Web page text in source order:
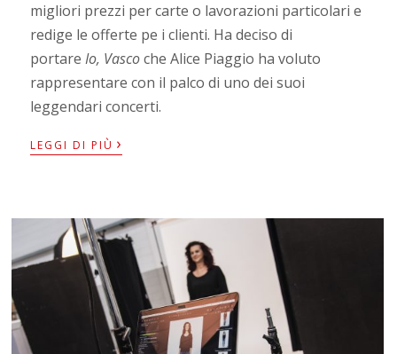
migliori prezzi per carte o lavorazioni particolari e
redige le offerte pe i clienti. Ha deciso di
portareIo, Vascoche Alice Piaggio ha voluto
rappresentare con il palco di uno dei suoi
leggendari concerti.
LEGGI DI PIÙ ›